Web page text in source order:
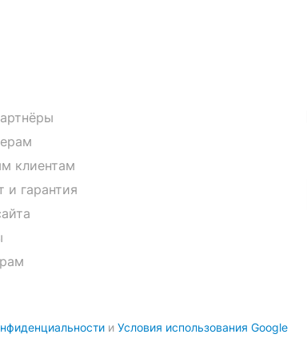
клиентам
и гарантия
и Условия использования Google